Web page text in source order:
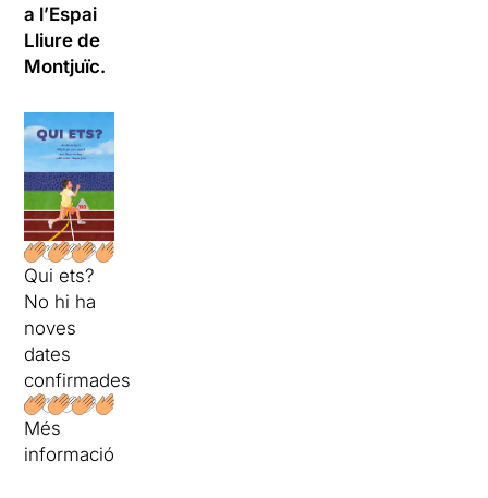
a l’Espai
Lliure de
Montjuïc.
Qui ets?
No hi ha
noves
dates
confirmades
Més
informació